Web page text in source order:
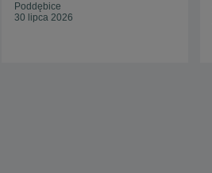
Poddębice
30 lipca 2026